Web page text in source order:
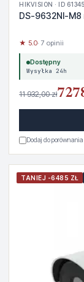
HIKVISION · ID 61345
DS-9632NI-M8
★ 5.0· 7 opinii
Dostępny
Wysyłka 24h
11 932,00 zł
Dodaj do porównania
TANIEJ -6485 ZŁ